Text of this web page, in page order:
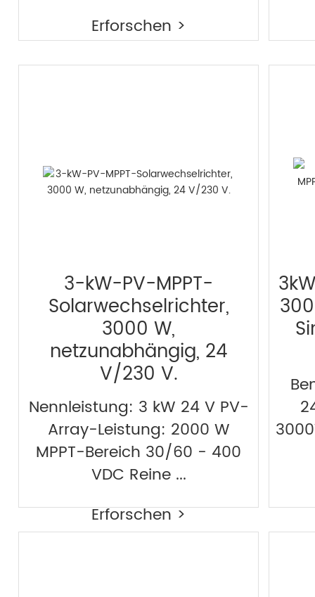
Erforschen >
3-kW-PV-MPPT-
Solarwechselrichter,
3000 W,
netzunabhängig, 24
V/230 V.
Nennleistung: 3 kW 24 V PV-
Array-Leistung: 2000 W
MPPT-Bereich 30/60 - 400
VDC Reine ...
Erforschen >